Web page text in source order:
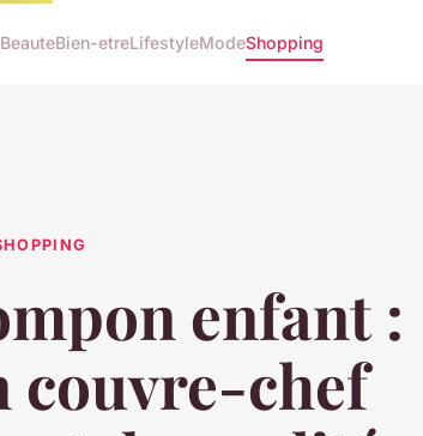
BeauteBien-etreLifestyleModeShopping
enfant :
couvre-chef